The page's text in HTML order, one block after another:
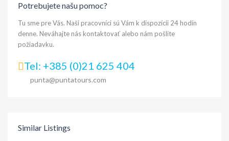
Potrebujete našu pomoc?
Tu sme pre Vás. Naši pracovníci sú Vám k dispozícii 24 hodín
denne. Neváhajte nás kontaktovať alebo nám pošlite
požiadavku.
Tel: +385 (0)21 625 404
punta@puntatours.com
Similar Listings